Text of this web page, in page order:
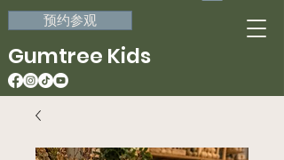
预约参观
Gumtree Kids